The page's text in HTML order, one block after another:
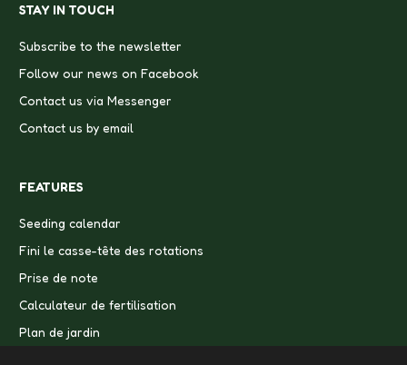
STAY IN TOUCH
Subscribe to the newsletter
Follow our news on Facebook
Contact us via Messenger
Contact us by email
FEATURES
Seeding calendar
Fini le casse-tête des rotations
Prise de note
Calculateur de fertilisation
Plan de jardin